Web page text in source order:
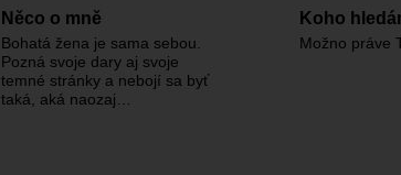
Něco o mně
Bohatá žena je sama sebou.
Pozná svoje dary aj svoje
temné stránky a nebojí sa byť
taká, aká naozaj…
Koho
Možno práve